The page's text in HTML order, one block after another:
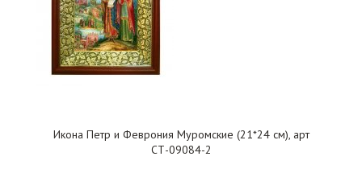
Икона Петр и Феврония Муромские (21*24 см), арт
СТ-09084-2